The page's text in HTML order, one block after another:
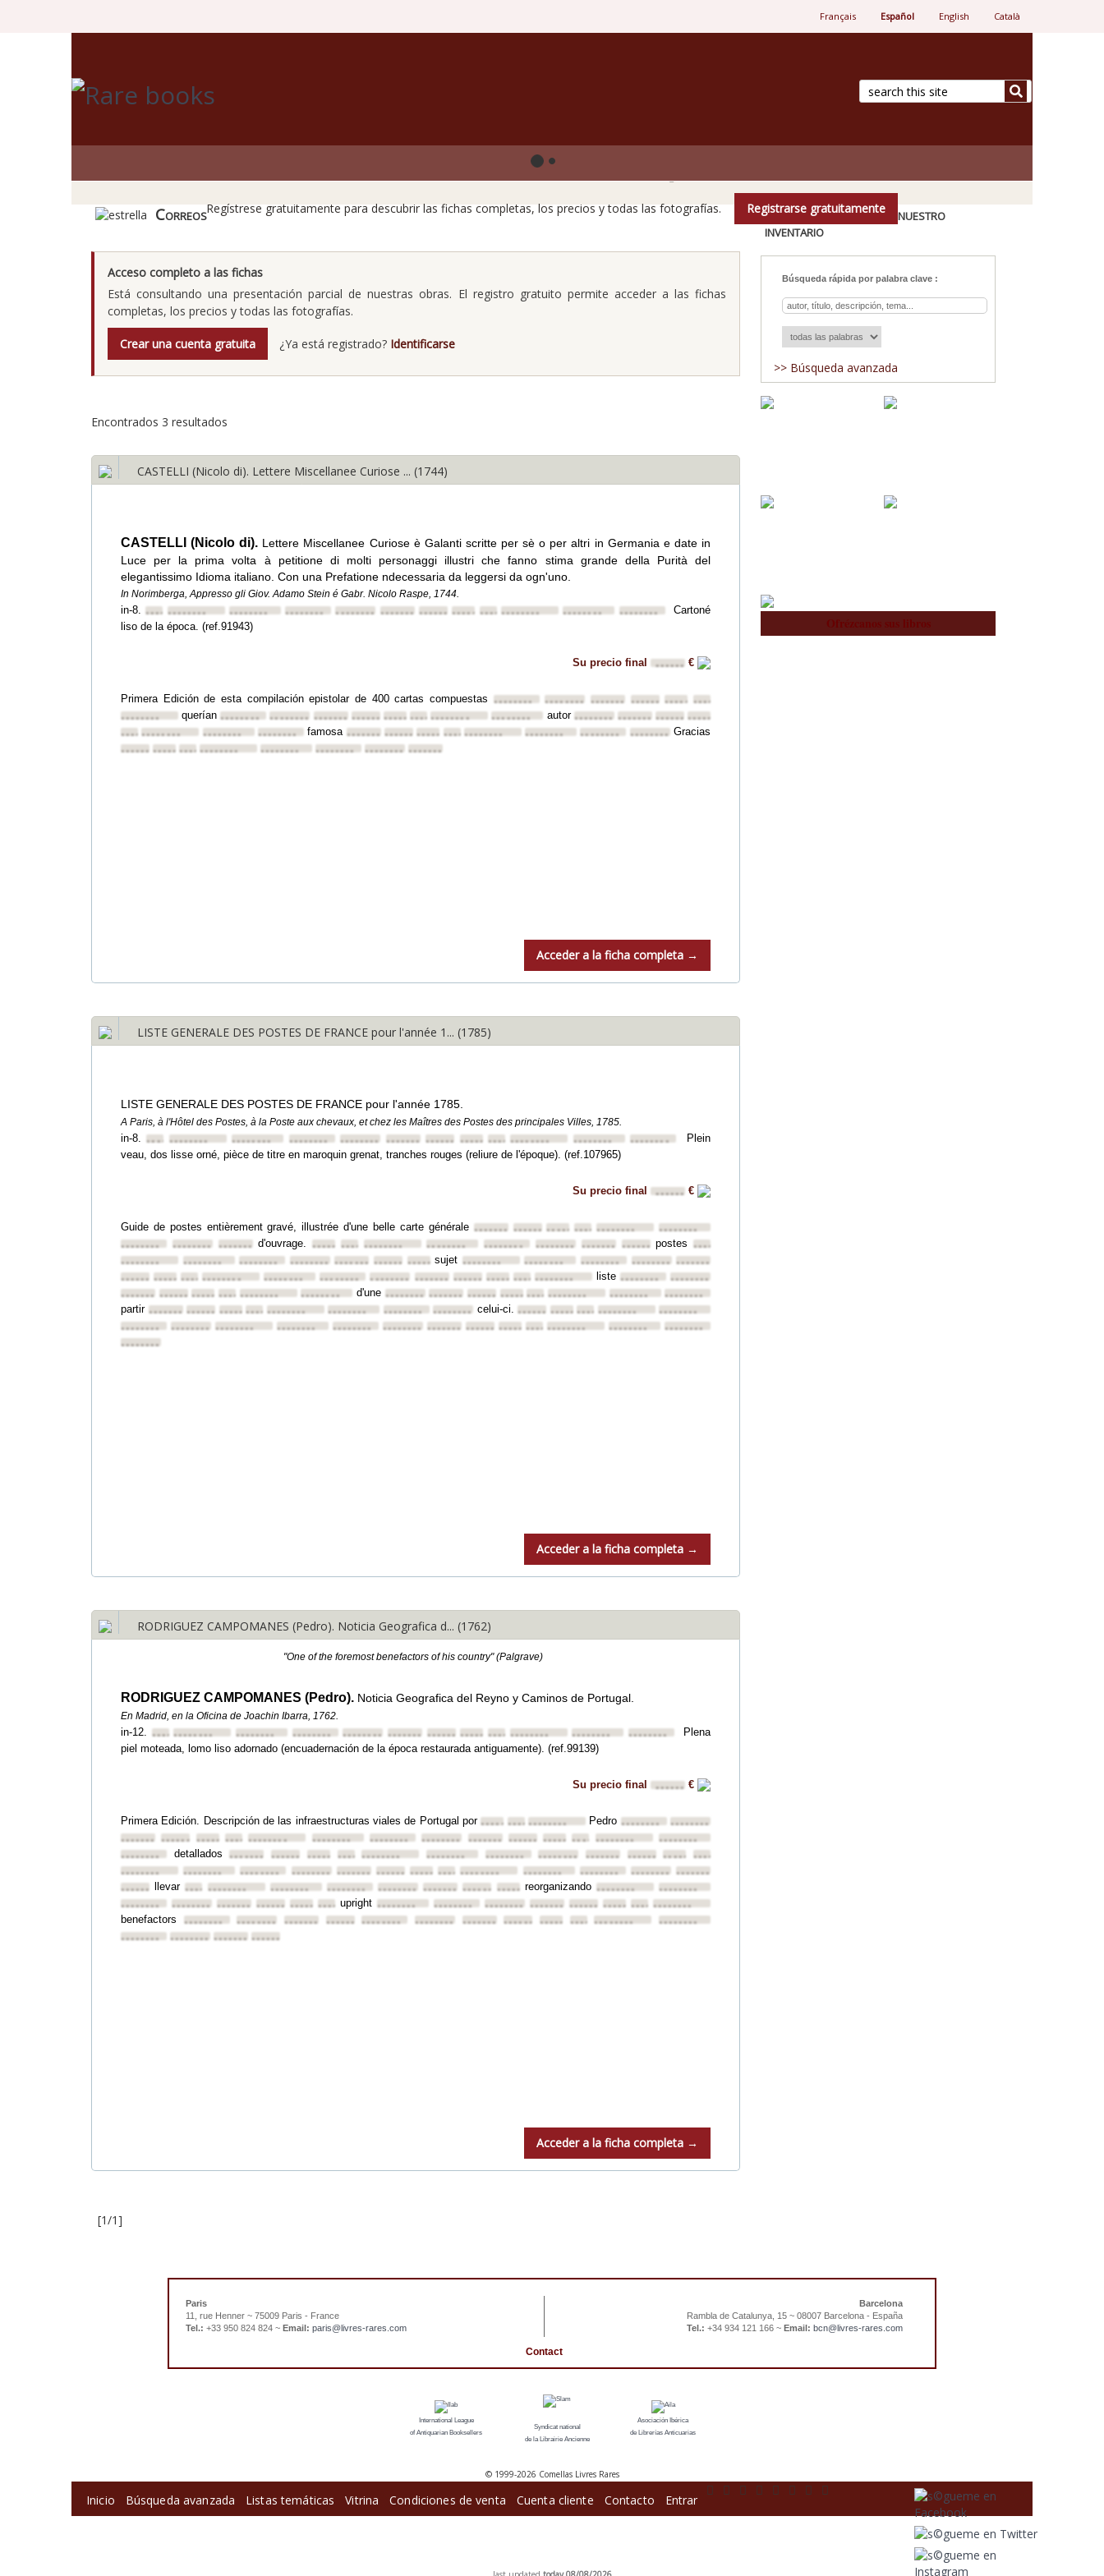
Français Español English Català
Los libros raros no revelan todos sus secretos a primera vista.
Regístrese gratuitamente para descubrir las fichas completas, los precios y todas las fotografías. Registrarse gratuitamente
Correos
Acceso completo a las fichas
Está consultando una presentación parcial de nuestras obras. El registro gratuito permite acceder a las fichas
completas, los precios y todas las fotografías.
Crear una cuenta gratuita ¿Ya está registrado? Identificarse
Encontrados 3 resultados
CASTELLI (Nicolo di). Lettere Miscellanee Curiose ... (1744)
CASTELLI (Nicolo di). Lettere Miscellanee Curiose è Galanti scritte per sè o per altri in Germania e date in
Luce per la prima volta à petitione di molti personaggi illustri che fanno stima grande della Purità del
elegantissimo Idioma italiano. Con una Prefatione ndecessaria da leggersi da ogn'uno.
In Norimberga, Appresso gli Giov. Adamo Stein é Gabr. Nicolo Raspe, 1744.
in-8.•••••••••••••••• •••••••• •••••••• •••••••• •••••••••••••••••••••••••••••••••••••••• •••••••• ••••••••
Cartoné
liso de la época. (ref.91943)
Su precio final •••••• €
Primera Edición de esta compilación epistolar de 400 cartas compuestas •••••••• •••••••• •••••••• ••••••••••••••••••••••••
••••••••
querían•••••••• •••••••• •••••••••••••••••••••••••••••••••••••••• •••••••• autor •••••••• ••••••••••••••••••••••••
•••••••••••••••• •••••••• •••••••• famosa •••••••••••••••••••••••••••••••••••••••• •••••••• •••••••• •••••••• Gracias
•••••••••••••••••••••••••••••••• •••••••• •••••••• •••••••• ••••••••
Acceder a la ficha completa →
LISTE GENERALE DES POSTES DE FRANCE pour l'année 1... (1785)
LISTE GENERALE DES POSTES DE FRANCE pour l'année 1785.
A Paris, à l'Hôtel des Postes, à la Poste aux chevaux, et chez les Maîtres des Postes des principales Villes, 1785.
in-8.•••••••••••••••• •••••••• •••••••• •••••••• •••••••• •••••••••••••••••••••••••••••••• •••••••• ••••••••
Plein
veau, dos lisse orné, pièce de titre en maroquin grenat, tranches rouges (reliure de l'époque). (ref.107965)
Su precio final •••••• €
Guide de postes entièrement gravé, illustrée d'une belle carte générale •••••••• ••••••••••••••••••••••••••••••••
••••••••
••••••••
•••••••• •••••••• d'ouvrage.•••••••••••••••••••••••• •••••••• •••••••• •••••••• •••••••• ••••••••postes••••••••
••••••••
•••••••• •••••••• •••••••• ••••••••••••••••••••••••
sujet •••••••• •••••••• •••••••• •••••••• ••••••••
•••••••••••••••••••••••••••••••• •••••••• •••••••• •••••••• •••••••••••••••••••••••••••••••••••••••• liste••••••••
••••••••
•••••••••••••••••••••••••••••••••••••••• •••••••• d'une •••••••• •••••••••••••••••••••••••••••••••••••••• ••••••••
••••••••
partir •••••••••••••••••••••••••••••••••••••••• •••••••• •••••••• •••••••• celui-ci. ••••••••••••••••••••••••••••••••
••••••••
••••••••
•••••••• •••••••• •••••••• •••••••• •••••••• •••••••••••••••••••••••••••••••••••••••• ••••••••
••••••••
••••••••
Acceder a la ficha completa →
RODRIGUEZ CAMPOMANES (Pedro). Noticia Geografica d... (1762)
"One of the foremost benefactors of his country" (Palgrave)
RODRIGUEZ CAMPOMANES (Pedro). Noticia Geografica del Reyno y Caminos de Portugal.
En Madrid, en la Oficina de Joachin Ibarra, 1762.
in-12. •••••••••••••••• •••••••• •••••••• •••••••• •••••••••••••••••••••••••••••••••••••••• •••••••• ••••••••
Plena
piel moteada, lomo liso adornado (encuadernación de la época restaurada antiguamente). (ref.99139)
Su precio final •••••• €
Primera Edición. Descripción de las infraestructuras viales de Portugal por•••••••••••••••••••••••• Pedro ••••••••
••••••••
•••••••• •••••••••••••••••••••••••••••••• •••••••• •••••••• •••••••• •••••••• ••••••••••••••••••••••••••••••••
••••••••
••••••••
detallados•••••••• •••••••••••••••••••••••••••••••• •••••••• •••••••• •••••••• •••••••• ••••••••••••••••••••••••
••••••••
•••••••• •••••••• •••••••• •••••••••••••••••••••••••••••••••••••••• •••••••• •••••••• •••••••• ••••••••
••••••••llevar•••••••••••••••• •••••••• •••••••• •••••••• ••••••••••••••••••••••••reorganizando ••••••••
••••••••
••••••••
•••••••• ••••••••••••••••••••••••••••••••upright •••••••• •••••••• •••••••• ••••••••••••••••••••••••••••••••••••••••
benefactors •••••••• •••••••• •••••••• •••••••••••••••• •••••••• •••••••• ••••••••••••••••••••••••••••••••
••••••••
••••••••
•••••••• ••••••••••••••••
Acceder a la ficha completa →
[1/1]
Buscar en nuestro
inventario
Búsqueda rápida por palabra clave :
>> Búsqueda avanzada
Paris
11, rue Henner ~ 75009 Paris - France
Tel.: +33 950 824 824 ~ Email: paris@livres-rares.com
Barcelona
Rambla de Catalunya, 15 ~ 08007 Barcelona - España
Tel.: +34 934 121 166 ~ Email: bcn@livres-rares.com
Contact
International League
of Antiquarian Booksellers
Syndicat national
de la Librairie Ancienne
Asociación Ibérica
de Librerías Anticuarias
© 1999-2026 Comellas Livres Rares
Inicio Búsqueda avanzada Listas temáticas Vitrina Condiciones de venta Cuenta cliente Contacto Entrar